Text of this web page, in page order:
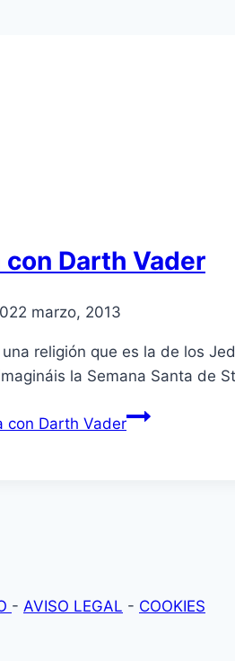
con Darth Vader
22 marzo, 2013
religión que es la de los
la Semana Santa de
con Darth Vader
- AVISO LEGAL - COOKIES